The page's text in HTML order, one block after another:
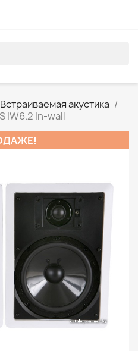
Встраиваемая акустика
IW6.2 In-wall